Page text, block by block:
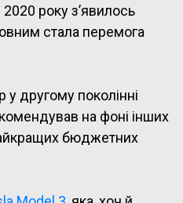
року з’явилось
стала перемога
другому поколінні
на фоні інших
бюджетних